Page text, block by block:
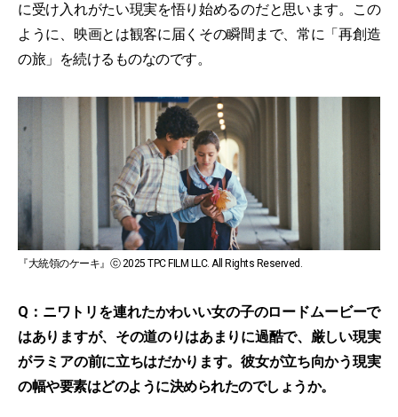
に受け入れがたい現実を悟り始めるのだと思います。この
ように、映画とは観客に届くその瞬間まで、常に「再創造
の旅」を続けるものなのです。
『大統領のケーキ』ⓒ 2025 TPC FILM LLC. All Rights Reserved.
Q：ニワトリを連れたかわいい女の子のロードムービーで
はありますが、その道のりはあまりに過酷で、厳しい現実
がラミアの前に立ちはだかります。彼女が立ち向かう現実
の幅や要素はどのように決められたのでしょうか。